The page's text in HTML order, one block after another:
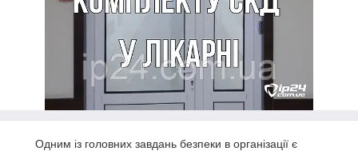
Одним із головних завдань безпеки в організації є